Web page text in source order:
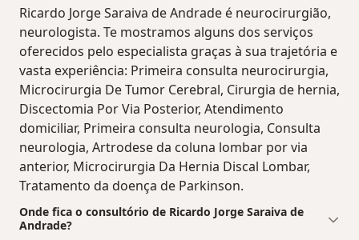
Ricardo Jorge Saraiva de Andrade é neurocirurgião,
neurologista. Te mostramos alguns dos serviços
oferecidos pelo especialista graças à sua trajetória e
vasta experiência: Primeira consulta neurocirurgia,
Microcirurgia De Tumor Cerebral, Cirurgia de hernia,
Discectomia Por Via Posterior, Atendimento
domiciliar, Primeira consulta neurologia, Consulta
neurologia, Artrodese da coluna lombar por via
anterior, Microcirurgia Da Hernia Discal Lombar,
Tratamento da doença de Parkinson.
Onde fica o consultório de Ricardo Jorge Saraiva de
Andrade?